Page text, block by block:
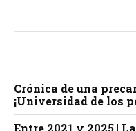
Crónica de una
¡Universidad de los
Entre 2021 y 2025 |